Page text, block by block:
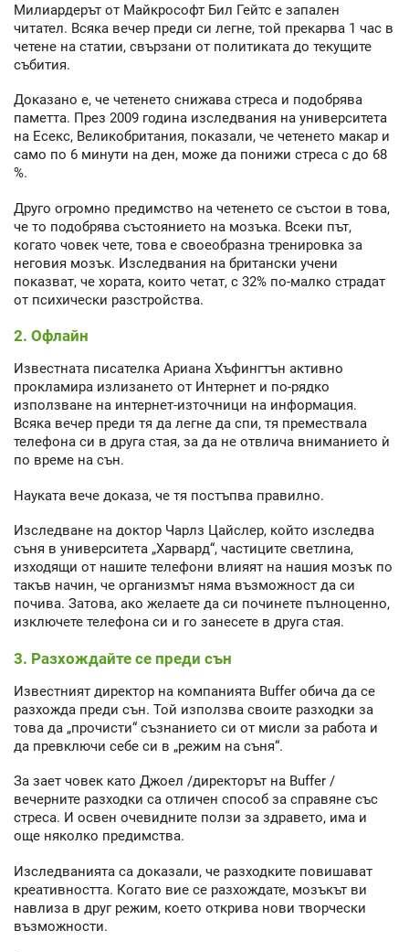
Милиардерът от Майкрософт Бил Гейтс е запален
читател. Всяка вечер преди си легне, той прекарва 1 час в
четене на статии, свързани от политиката до текущите
събития.
Доказано е, че четенето снижава стреса и подобрява
паметта. През 2009 година изследвания на университета
на Есекс, Великобритания, показали, че четенето макар и
само по 6 минути на ден, може да понижи стреса с до 68
%.
Друго огромно предимство на четенето се състои в това,
че то подобрява състоянието на мозъка. Всеки път,
когато човек чете, това е своеобразна тренировка за
неговия мозък. Изследвания на британски учени
показват, че хората, които четат, с 32% по-малко страдат
от психически разстройства.
2. Офлайн
Известната писателка Ариана Хъфингтън активно
прокламира излизането от Интернет и по-рядко
използване на интернет-източници на информация.
Всяка вечер преди тя да легне да спи, тя премествала
телефона си в друга стая, за да не отвлича вниманието ѝ
по време на сън.
Науката вече доказа, че тя постъпва правилно.
Изследване на доктор Чарлз Цайслер, който изследва
съня в университета „Харвард“, частиците светлина,
изходящи от нашите телефони влияят на нашия мозък по
такъв начин, че организмът няма възможност да си
почива. Затова, ако желаете да си починете пълноценно,
изключете телефона си и го занесете в друга стая.
3. Разхождайте се преди сън
Известният директор на компанията Buffer обича да се
разхожда преди сън. Той използва своите разходки за
това да „прочисти“ съзнанието си от мисли за работа и
да превключи себе си в „режим на съня“.
За зает човек като Джоел /директорът на Buffer /
вечерните разходки са отличен способ за справяне със
стреса. И освен очевидните ползи за здравето, има и
още няколко предимства.
Изследванията са доказали, че разходките повишават
креативността. Когато вие се разхождате, мозъкът ви
навлиза в друг режим, което открива нови творчески
възможности.